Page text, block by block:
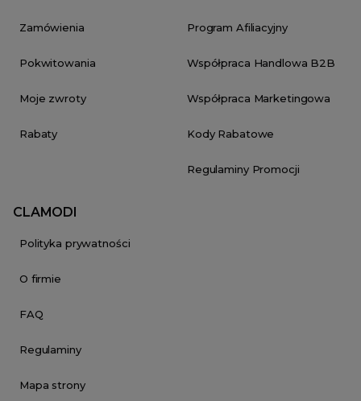
Zamówienia
Pokwitowania
Moje zwroty
Rabaty
Program Afiliacyjny
Współpraca Handlowa B2B
Współpraca Marketingowa
Kody Rabatowe
Regulaminy Promocji
CLAMODI
Polityka prywatności
O firmie
FAQ
Regulaminy
Mapa strony